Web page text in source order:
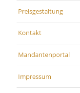
Preisgestaltung
Kontakt
Mandantenportal
Impressum